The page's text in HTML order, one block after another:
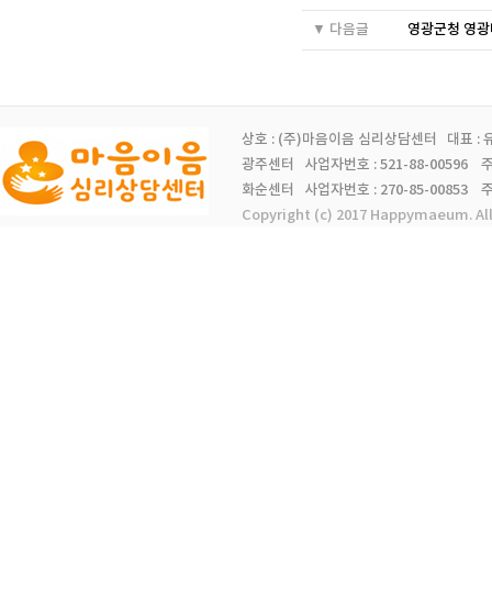
▼ 다음글 영광군청 영
상호 : (주)마음이음 심리상담센터 대표 :
광주센터 사업자번호 : 521-88-00596
화순센터 사업자번호 : 270-85-00853
Copyright (c) 2017 Happymaeum.